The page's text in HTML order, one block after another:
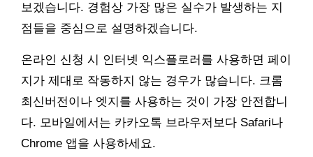
보겠습니다. 경험상 가장 많은 실수가 발생하는 지
점들을 중심으로 설명하겠습니다.
온라인 신청 시 인터넷 익스플로러를 사용하면 페이
지가 제대로 작동하지 않는 경우가 많습니다. 크롬
최신버전이나 엣지를 사용하는 것이 가장 안전합니
다. 모바일에서는 카카오톡 브라우저보다 Safari나
Chrome 앱을 사용하세요.